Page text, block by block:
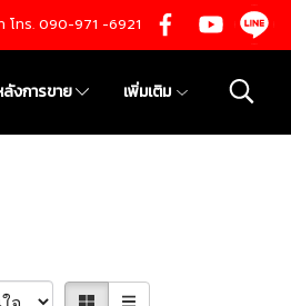
โทร. 090-971 -6921
ลังการขาย เพิ่มเติม